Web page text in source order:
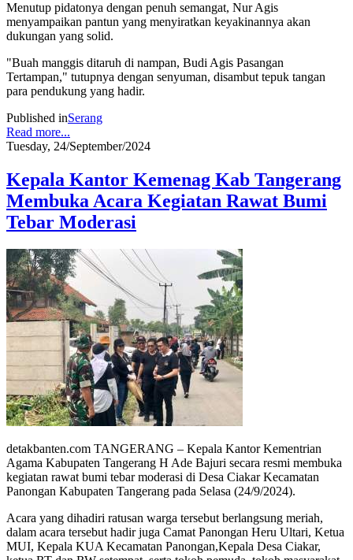
Menutup pidatonya dengan penuh semangat, Nur Agis
menyampaikan pantun yang menyiratkan keyakinannya akan
dukungan yang solid.
"Buah manggis ditaruh di nampan, Budi Agis Pasangan
Tertampan," tutupnya dengan senyuman, disambut tepuk tangan
para pendukung yang hadir.
Published inSerang
Read more...
Tuesday, 24/September/2024
Kepala Kantor Kemenag Kab Tangerang
Membuka Acara Kegiatan Rawat Bumi
Tebar Moderasi
detakbanten.com TANGERANG – Kepala Kantor Kementrian
Agama Kabupaten Tangerang H Ade Bajuri secara resmi membuka
kegiatan rawat bumi tebar moderasi di Desa Ciakar Kecamatan
Panongan Kabupaten Tangerang pada Selasa (24/9/2024).
Acara yang dihadiri ratusan warga tersebut berlangsung meriah,
dalam acara tersebut hadir juga Camat Panongan Heru Ultari, Ketua
MUI, Kepala KUA Kecamatan Panongan,Kepala Desa Ciakar,